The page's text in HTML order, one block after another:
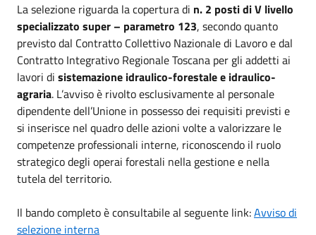
La selezione riguarda la copertura di n. 2 posti di V livello
specializzato super – parametro 123, secondo quanto
previsto dal Contratto Collettivo Nazionale di Lavoro e dal
Contratto Integrativo Regionale Toscana per gli addetti ai
lavori di sistemazione idraulico-forestale e idraulico-
agraria. L’avviso è rivolto esclusivamente al personale
dipendente dell’Unione in possesso dei requisiti previsti e
si inserisce nel quadro delle azioni volte a valorizzare le
competenze professionali interne, riconoscendo il ruolo
strategico degli operai forestali nella gestione e nella
tutela del territorio.
Il bando completo è consultabile al seguente link:Avviso di
selezione interna